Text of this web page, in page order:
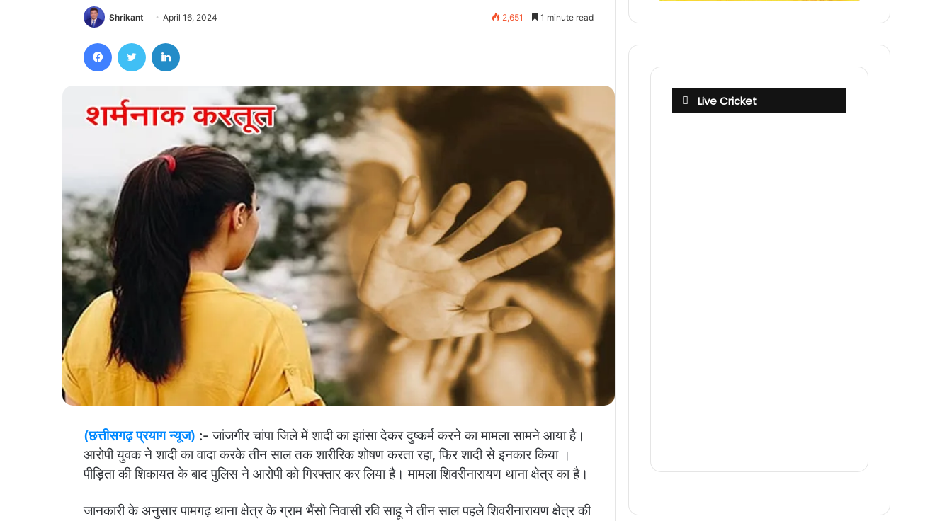
Shrikant April 16, 2024 2,651 1 minute read
(छत्तीसगढ़ प्रयाग न्यूज) :- जांजगीरचांपा जिले में शादी का झांसा देकर दुष्कर्म करने का मामला सामने आया है।
आरोपी युवक ने शादी का वादा करके तीन साल तक शारीरिक शोषण करता रहा, फिर शादी से इनकार किया ।
पीड़िता की शिकायत के बाद पुलिस ने आरोपी को गिरफ्तार कर लिया है। मामला शिवरीनारायण थाना क्षेत्र का है।
जानकारी के अनुसार पामगढ़ थाना क्षेत्र के ग्राम भैंसो निवासी रवि साहू ने तीन साल पहले शिवरीनारायण क्षेत्र की
Live Cricket